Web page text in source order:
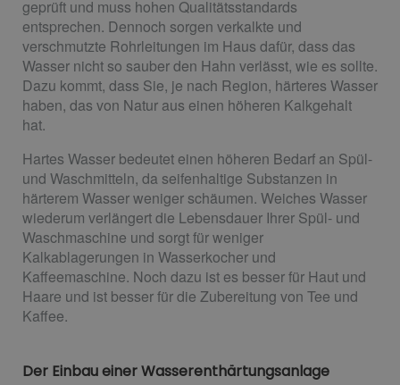
geprüft und muss hohen Qualitätsstandards
entsprechen. Dennoch sorgen verkalkte und
verschmutzte Rohrleitungen im Haus dafür, dass das
Wasser nicht so sauber den Hahn verlässt, wie es sollte.
Dazu kommt, dass Sie, je nach Region, härteres Wasser
haben, das von Natur aus einen höheren Kalkgehalt
hat.
Hartes Wasser bedeutet einen höheren Bedarf an Spül-
und Waschmitteln, da seifenhaltige Substanzen in
härterem Wasser weniger schäumen. Weiches Wasser
wiederum verlängert die Lebensdauer Ihrer Spül- und
Waschmaschine und sorgt für weniger
Kalkablagerungen in Wasserkocher und
Kaffeemaschine. Noch dazu ist es besser für Haut und
Haare und ist besser für die Zubereitung von Tee und
Kaffee.
Der Einbau einer Wasserenthärtungsanlage